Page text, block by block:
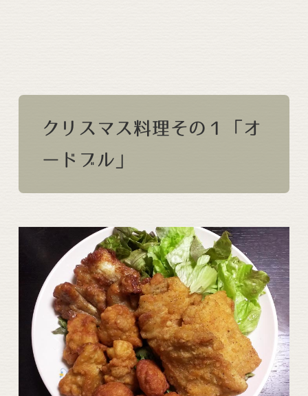
クリスマス料理その１「オ
ードブル」